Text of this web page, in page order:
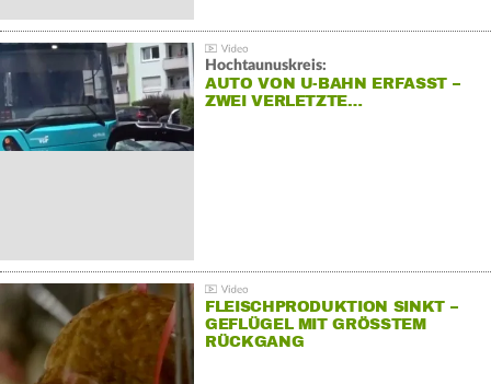
Hochtaunuskreis:
AUTO VON U-BAHN ERFASST –
ZWEI VERLETZTE…
FLEISCHPRODUKTION SINKT –
GEFLÜGEL MIT GRÖSSTEM R
ÜCKGANG